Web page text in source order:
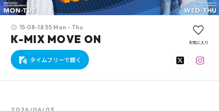
15:08-18:55 Mon - Thu
K-MIX MOVE ON
タイムフリーで聴く
お気に入り